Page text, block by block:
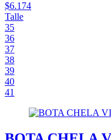
$6.174
Talle
35
36
37
38
39
40
41